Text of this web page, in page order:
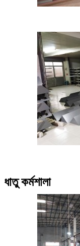
ধাতু কর্মশালা